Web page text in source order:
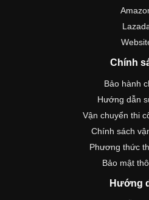
Chính
Bảo hành
Hướng dẫn
Vận chuyển thi
Chính sách
Phương thức
Bảo mật
Hướng